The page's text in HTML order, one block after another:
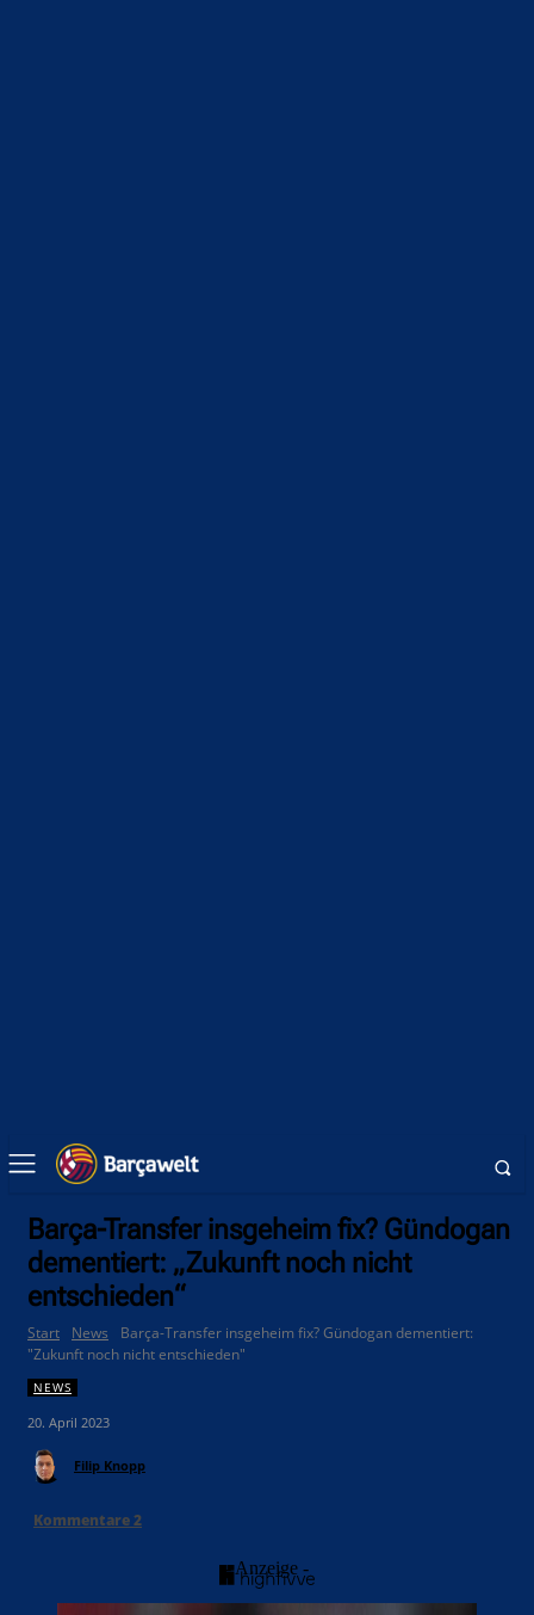
Barça-Transfer insgeheim fix? Gündogan
dementiert: „Zukunft noch nicht
entschieden“
Start News
Barça-Transfer insgeheim fix? Gündogan dementiert:
"Zukunft noch nicht entschieden"
NEWS
20. April 2023
Filip Knopp
Kommentare2
- Anzeige -